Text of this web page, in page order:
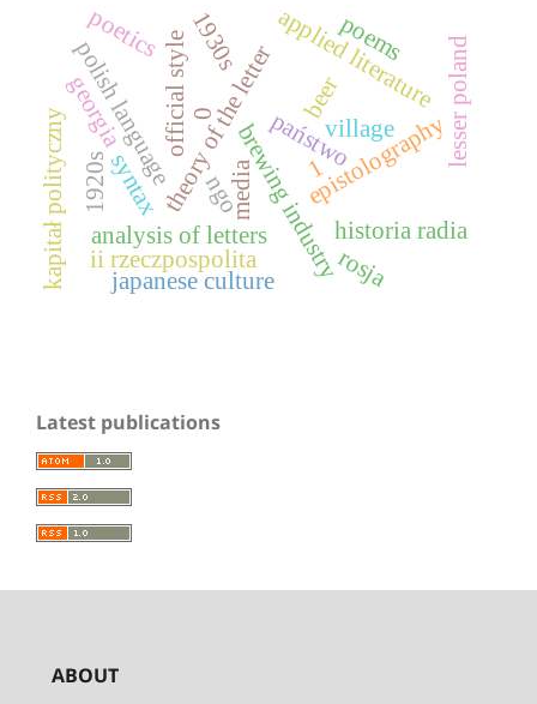
brewing industry
beer
theory of the letter epistolography
applied literature
analysis of letters
historia radia
ii rzeczpospolita
media
państwo
0
syntax
polish language
rosja
kapitał polityczny
official style village lesser poland
poetics poems
georgia
1
japanese culture
1920s
1930s
ngo
Latest publications
ABOUT